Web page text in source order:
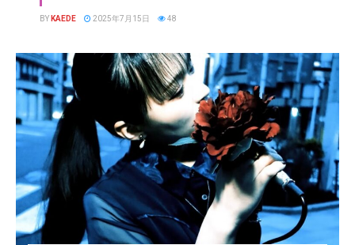
BY KAEDE 2025年7月15日 48